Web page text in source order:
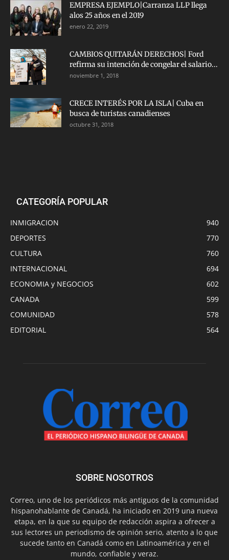
EMPRESA EJEMPLO|Carranza LLP llega
alos 25 años en el 2019
enero 22, 2019
CAMBIOS QUITARÁN DERECHOS| Ford
refirma su intención de congelar el salario...
noviembre 1, 2018
CRECE INTERÉS POR LA ISLA| Cuba en
busca de turistas canadienses
octubre 31, 2018
CATEGORÍA POPULAR
INMIGRACION
940
DEPORTES
770
CULTURA
760
INTERNACIONAL
694
ECONOMIA y NEGOCIOS
602
CANADA
599
COMUNIDAD
578
EDITORIAL
564
SOBRE NOSOTROS
Correo, uno de los periódicos más antiguos de la comunidad
hispanohablante de Canadá, ha iniciado en 2019 una nueva
etapa, en la que su equipo de redacción aspira a ofrecer a
sus lectores un periodismo de opinión serio, atento a lo que
sucede tanto en Canadá como en Latinoamérica y en el
mundo, confiable y veraz.